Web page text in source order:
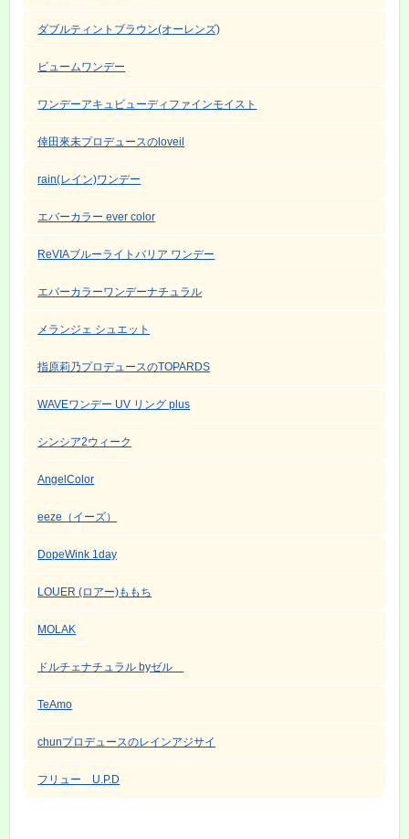
ダブルティントブラウン(オーレンズ)
ビュームワンデー
ワンデーアキュビューディファインモイスト
倖田來未プロデュースのloveil
rain(レイン)ワンデー
エバーカラー ever color
ReVIAブルーライトバリア ワンデー
エバーカラーワンデーナチュラル
メランジェ シュエット
指原莉乃プロデュースのTOPARDS
WAVEワンデー UV リング plus
シンシア2ウィーク
AngelColor
eeze（イーズ）
DopeWink 1day
LOUER (ロアー)ももち
MOLAK
ドルチェナチュラル byゼル
TeAmo
chunプロデュースのレインアジサイ
フリュー U.P.D